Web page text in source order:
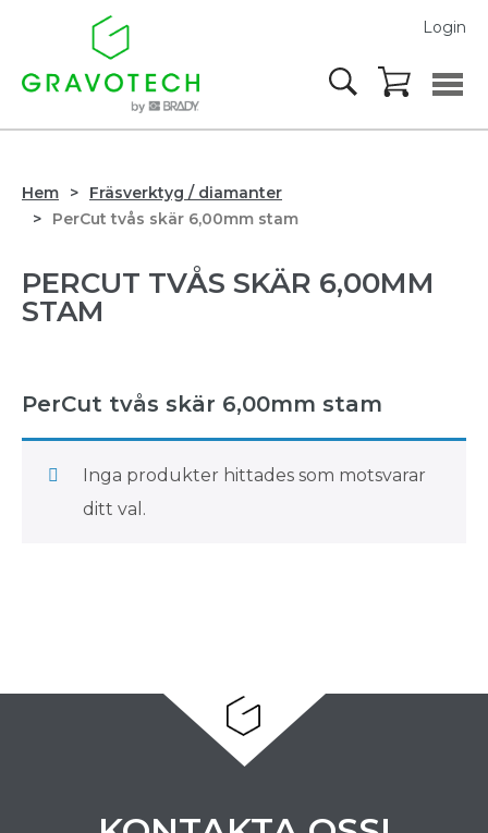
Login
Hem
Fräsverktyg / diamanter
PerCut tvås skär 6,00mm stam
PERCUT TVÅS SKÄR 6,00MM
STAM
PerCut tvås skär 6,00mm stam
Inga produkter hittades som motsvarar
ditt val.